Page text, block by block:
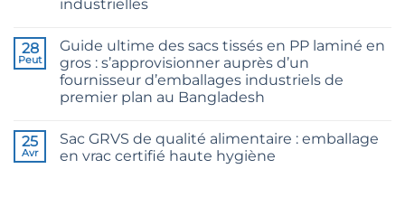
Guide
and
36/4
Configurations
Fibre
industrielles
sur
24/3
CB
Grade
Jute
Yarn:
for
Weaving,
Packaging
28
Peut
Guide ultime des sacs tissés en PP laminé en
gros : s’approvisionner auprès d’un
fournisseur d’emballages industriels de
premier plan au Bangladesh
sur
The
Ultimate
25
Avr
Sac GRVS de qualité alimentaire : emballage
en vrac certifié haute hygiène